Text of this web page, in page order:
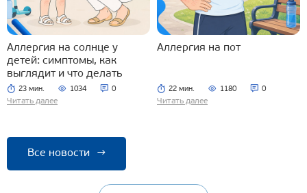
Аллергия на солнце у
детей: симптомы, как
выглядит и что делать
23 мин. 1034 0
Читать далее
Аллергия на пот
22 мин. 1180 0
Читать далее
Все новости →